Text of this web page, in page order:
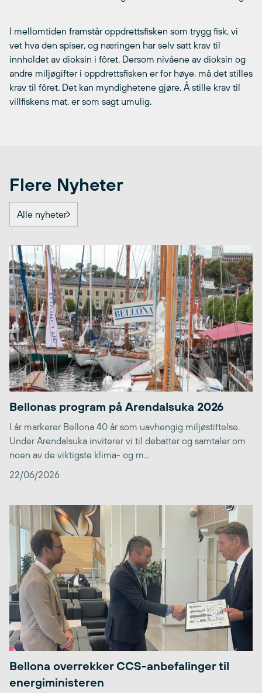
I mellomtiden framstår oppdrettsfisken som trygg fisk, vi
vet hva den spiser, og næringen har selv satt krav til
innholdet av dioksin i fôret. Dersom nivåene av dioksin og
andre miljøgifter i oppdrettsfisken er for høye, må det stilles
krav til fôret. Det kan myndighetene gjøre. Å stille krav til
villfiskens mat, er som sagt umulig.
Flere Nyheter
Alle nyheter
Bellonas program på Arendalsuka 2026
I år markerer Bellona 40 år som uavhengig miljøstiftelse.
Under Arendalsuka inviterer vi til debatter og samtaler om
noen av de viktigste klima- og m...
22/06/2026
Bellona overrekker CCS-anbefalinger til
energiministeren